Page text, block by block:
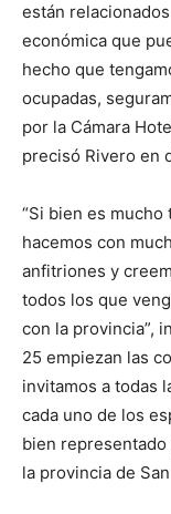
están
económica que
hecho que
ocupadas,
por la Cámara
precisó Rivero en
“Si bien es
hacemos con
anfitriones y
todos los que
con la provincia”,
25 empiezan las
invitamos a todas
cada uno de los
bien representado
la provincia de San